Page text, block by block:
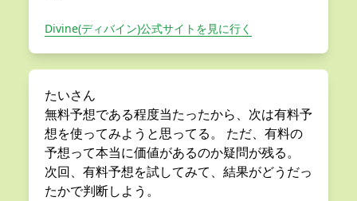
Divine(ディバイン)公式サイトを見に行く
たいさん
無料予想である程度当たったから、次は有料予
想を使ってみようと思ってる。 ただ、有料の
予想って本当に価値があるのか疑問が残る。
次回、有料予想を試してみて、結果がどうだっ
たかで判断しよう。